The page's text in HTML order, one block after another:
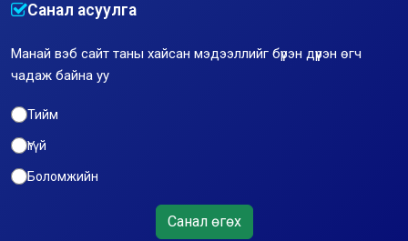
Санал асуулга
Манай вэб сайт таны хайсан мэдээллийг бүрэн дүүрэн өгч
чадаж байна уу
Тийм
Үгүй
Боломжийн
Санал өгөх